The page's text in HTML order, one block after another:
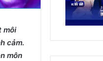
môi
cảm.
môn